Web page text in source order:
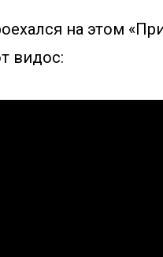
на этом
видос: